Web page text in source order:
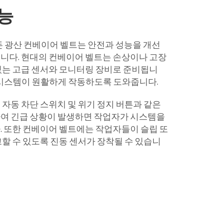
광산 컨베이어 벨트는 안전과 성능을 개선
다. 현대의 컨베이어 벨트는 손상이나 고장
고급 센서와 모니터링 장비로 준비됩니
스템이 원활하게 작동하도록 도와줍니다.
자동 차단 스위치 및 위기 정지 버튼과 같은
긴급 상황이 발생하면 작업자가 시스템을
한 컨베이어 벨트에는 작업자들이 슬립 또
수 있도록 진동 센서가 장착될 수 있습니